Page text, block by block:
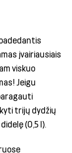
įvairiausiais
viskuo
Jeigu
trijų dydžių
(0,5 l).